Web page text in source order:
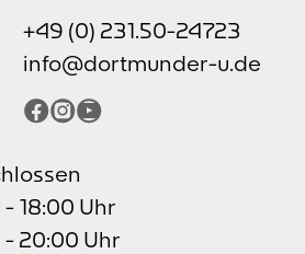
+49 (0) 231.50-24723
info@dortmunder-u.de
Facebook
Instagram
YouTube
- 18:00 Uhr
- 20:00 Uhr